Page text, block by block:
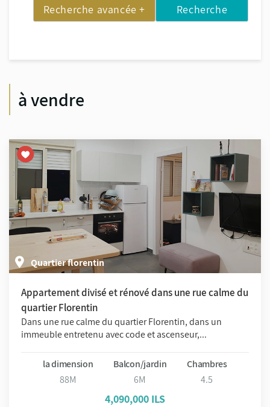
Recherche avancée + Recherche
à vendre
Quartier florentin
Appartement divisé et rénové dans une rue calme du
quartier Florentin
Dans une rue calme du quartier Florentin, dans un
immeuble entretenu avec code et ascenseur,...
la dimension
88M
Balcon/jardin
6M
Chambres
4.5
4,090,000 ILS